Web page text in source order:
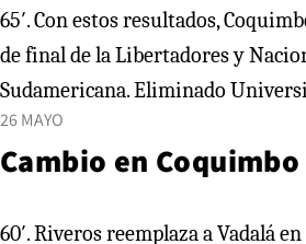
65′. Con estos resultados, Coquimbo y Tolima a octavos
de final de la Libertadores y
Sudamericana. Eliminado
26 MAYO
Cambio en Coquimbo
60′. Riveros reemplaza a Vadalá